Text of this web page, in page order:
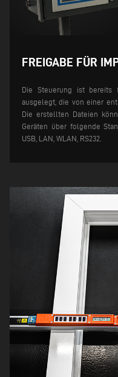
FREIGABE FÜR
Die Steuerung ist bereits
ausgelegt, die von einer
Die erstellten Dateien
Geräten über folgende
USB, LAN, WLAN, RS232.